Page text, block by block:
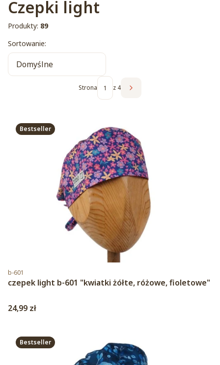
Czepki light
Produkty: 89
Lista produktów
Sortowanie:
Domyślne
Strona z 4 Następne produkty
Bestseller
Kod produktu
b-601
czepek light b-601 "kwiatki żółte, różowe, fioletowe"
Cena
24,99 zł
Bestseller